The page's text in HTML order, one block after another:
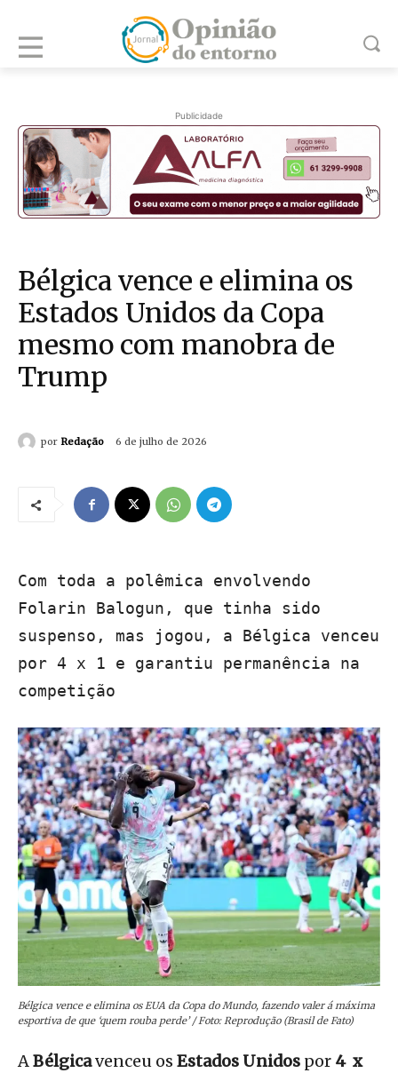
Publicidade
Bélgica vence e elimina os
Estados Unidos da Copa
mesmo com manobra de
Trump
por Redação 6 de julho de 2026
Com toda a polêmica envolvendo
Folarin Balogun, que tinha sido
suspenso, mas jogou, a Bélgica venceu
por 4 x 1 e garantiu permanência na
competição
Bélgica vence e elimina os EUA da Copa do Mundo, fazendo valer á máxima
esportiva de que ‘quem rouba perde’ / Foto: Reprodução (Brasil de Fato)
ABélgicavenceu os Estados Unidos por 4 x